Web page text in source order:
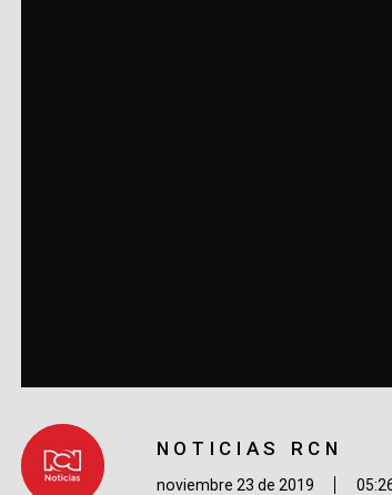
NOTICIAS RCN
noviembre 23 de 2019